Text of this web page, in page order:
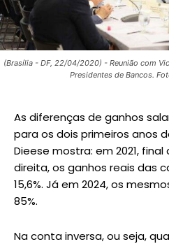
(Brasília - DF, 22/04/2020) - Reunião com
Presidentes de Bancos.
As diferenças de ganhos
para os dois primeiros anos
Dieese mostra: em 2021,
direita, os ganhos reais das
15,6%. Já em 2024, os
85%.
Na conta inversa, ou seja,